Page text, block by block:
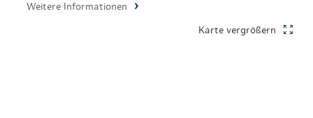
shoppen
Weitere Informationen
Karte vergrößern